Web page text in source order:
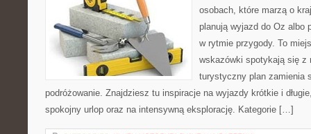
osobach, które marzą o
planują wyjazd do Oz albo
w rytmie przygody. To
wskazówki spotykają się z
turystyczny plan zamienia
podróżowanie. Znajdziesz tu inspiracje na wyjazdy krótkie i
spokojny urlop oraz na intensywną eksplorację. Kategorie […]